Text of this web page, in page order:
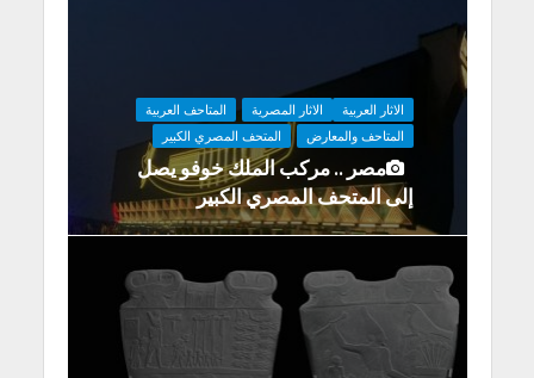
الاثار العربية الاثار المصرية
المتاحف العربية
المتاحف والمعارض
المتحف المصري الكبير
مصر .. مركب الملك خوفو يصل
إلى المتحف المصري الكبير